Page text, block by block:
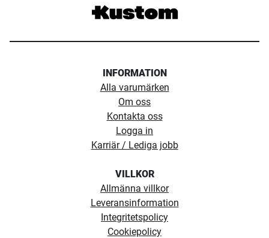
INFORMATION
Alla varumärken
Om oss
Kontakta oss
Logga in
Karriär / Lediga jobb
VILLKOR
Allmänna villkor
Leveransinformation
Integritetspolicy
Cookiepolicy